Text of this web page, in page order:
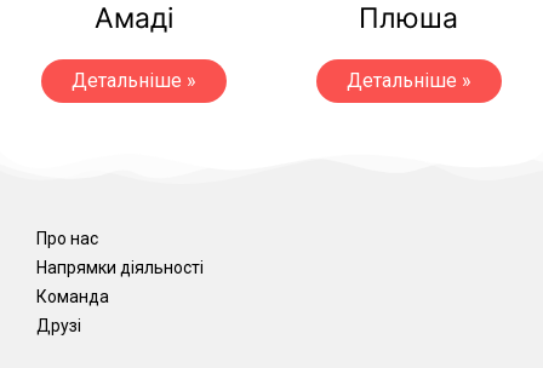
Амаді
Детальніше »
Плюша
Детальніше »
Про нас
Напрямки діяльності
Команда
Друзі